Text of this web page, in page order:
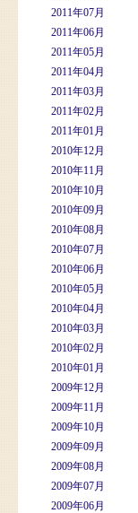
2011年07月
2011年06月
2011年05月
2011年04月
2011年03月
2011年02月
2011年01月
2010年12月
2010年11月
2010年10月
2010年09月
2010年08月
2010年07月
2010年06月
2010年05月
2010年04月
2010年03月
2010年02月
2010年01月
2009年12月
2009年11月
2009年10月
2009年09月
2009年08月
2009年07月
2009年06月